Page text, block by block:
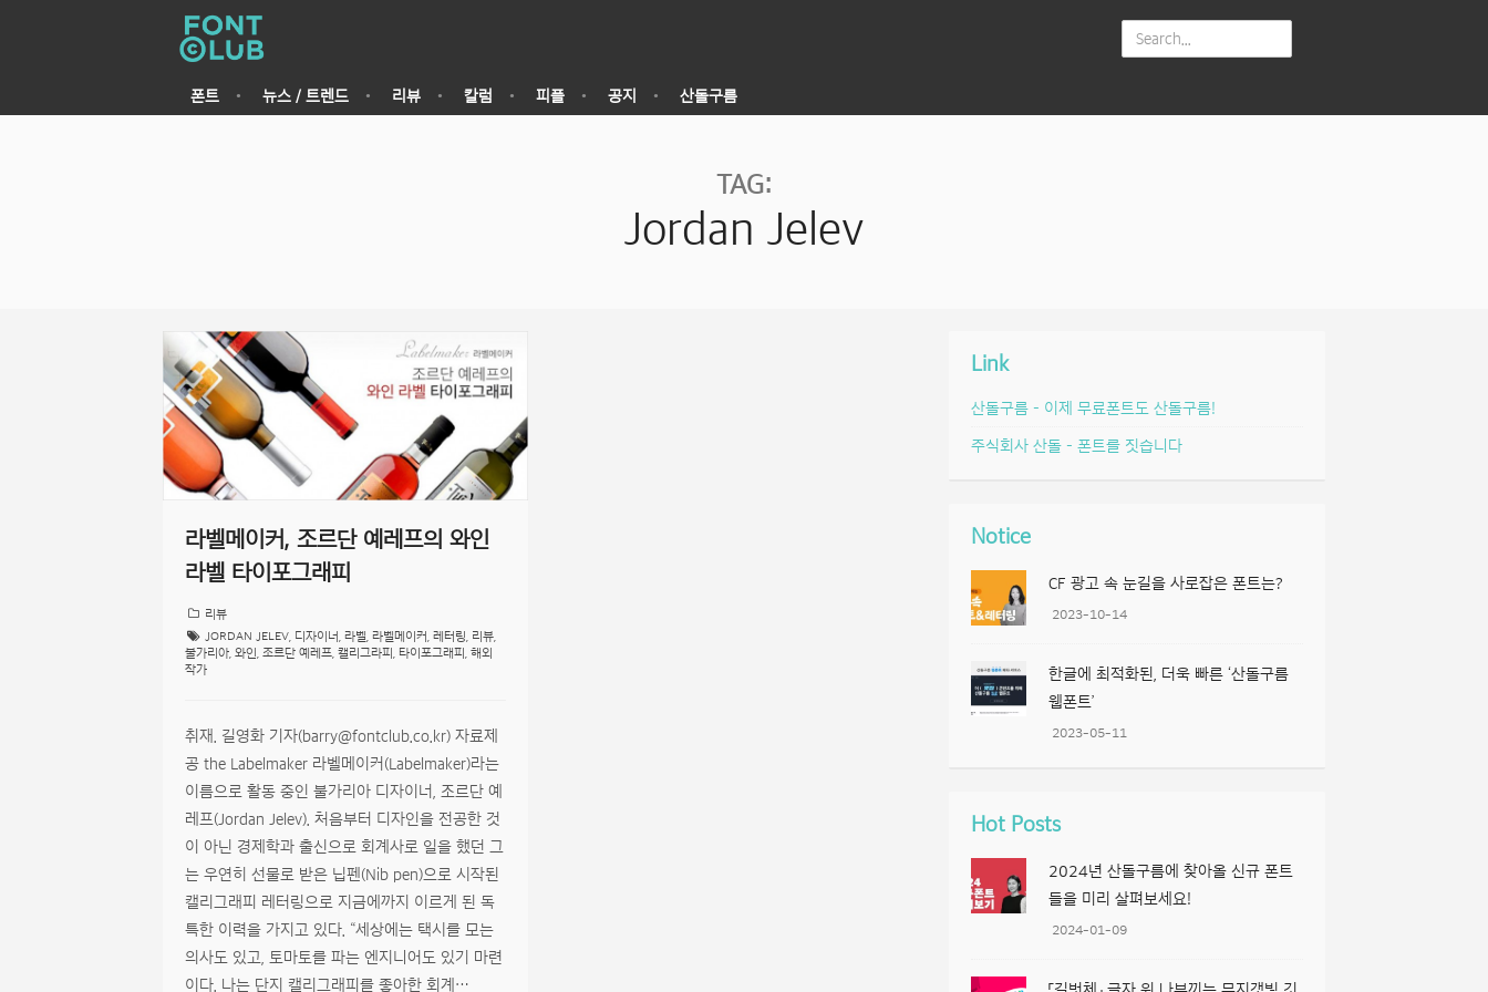
폰트 뉴스 / 트렌드 리뷰 칼럼 피플 공지 산돌구름
TAG:
Jordan Jelev
라벨메이커, 조르단 예레프의 와인
라벨 타이포그래피
리뷰
JORDAN JELEV 디자이너 라벨 라벨메이커 레터링 리뷰
불가리아 와인 조르단 예레프 캘리그라피 타이포그래피
해외
작가
취재. 길영화 기자(barry@fontclub.co.kr) 자료제
공 the Labelmaker 라벨메이커(Labelmaker)라는
이름으로 활동 중인 불가리아 디자이너, 조르단 예
레프(Jordan Jelev). 처음부터 디자인을 전공한 것
이 아닌 경제학과 출신으로 회계사로 일을 했던 그
는 우연히 선물로 받은 닙펜(Nib pen)으로 시작된
캘리그래피 레터링으로 지금에까지 이르게 된 독
특한 이력을 가지고 있다. “세상에는 택시를 모는
의사도 있고, 토마토를 파는 엔지니어도 있기 마련
이다. 나는 단지 캘리그래피를 좋아한 회계…
Link
산돌구름 – 이제 무료폰트도 산돌구름!
주식회사 산돌 – 폰트를 짓습니다
Notice
CF 광고 속 눈길을 사로잡은 폰트는?
2023-10-14
한글에 최적화된, 더욱 빠른 ‘산돌구름
웹폰트’
2023-05-11
Hot Posts
2024년 산돌구름에 찾아올 신규 폰트
들을 미리 살펴보세요!
2024-01-09